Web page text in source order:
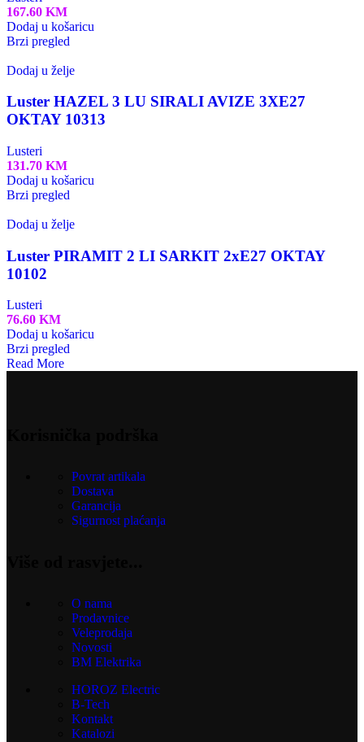
167.60 KM
Dodaj u košaricu
Brzi pregled
Dodaj u želje
Luster HAZEL 3 LU SIRALI AVIZE 3XE27
OKTAY 10313
Lusteri
131.70 KM
Dodaj u košaricu
Brzi pregled
Dodaj u želje
Luster PIRAMIT 2 LI SARKIT 2xE27 OKTAY
10102
Lusteri
76.60 KM
Dodaj u košaricu
Brzi pregled
Read More
Povrat artikala
Dostava
Garancija
Sigurnost plaćanja
O nama
Prodavnice
Veleprodaja
Novosti
BM Elektrika
HOROZ Electric
B-Tech
Kontakt
Katalozi